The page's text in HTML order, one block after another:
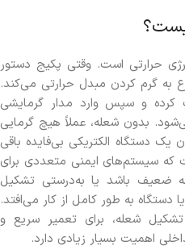
حرارتی است. وقتی پکیج دستور
به گرم کردن مبدل حرارتی می‌کند.
و سپس وارد مدار گرمایشی
بدون شعله، عملاً هیچ گرمایی
دستگاه الکتریکی بی‌فایده باقی
سیستم‌های ایمنی متعددی برای
ضعیف باشد یا به‌درستی تشکیل
به طور کامل از کار می‌افتد.
تشکیل شعله، برای تعمیر سریع و
اهمیت بسیار زیادی دارد.